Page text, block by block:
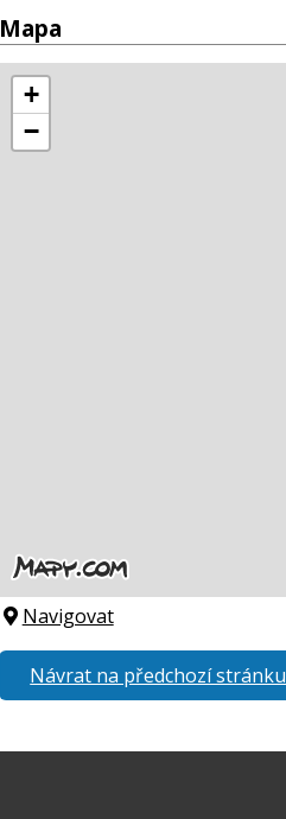
Mapa
Navigovat
Návrat na předchozí stránku